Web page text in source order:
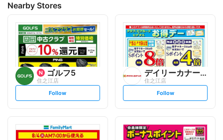
Nearby Stores
ゴルフ5
住之江店
s
t
l
o
w
Follow
デイリーカナート
住之江店
s
t
l
o
w
Follow